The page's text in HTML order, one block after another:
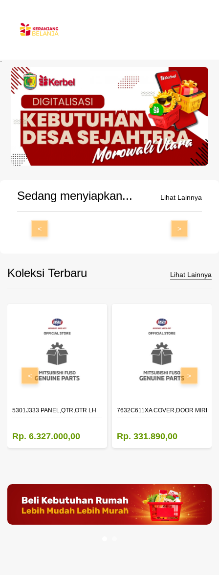
`
Sedang menyiapkan... Lihat Lainnya
< >
Koleksi Terbaru Lihat Lainnya
5301J333 PANEL,QTR,OTR LH
Rp. 6.327.000,00
7632C611XA COVER,DOOR
Rp. 331.890,00
< >